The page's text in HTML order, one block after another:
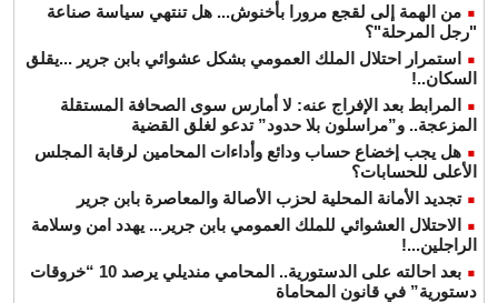
من الهمة إلى لقجع مرورا بأخنوش... هل تنتهي سياسة صناعة
"رجل المرحلة"؟
استمرار احتلال الملك العمومي بشكل عشوائي بابن جرير ...يقلق
السكان..!
المرابط بعد الإفراج عنه: لا أمارس سوى الصحافة المستقلة
المزعجة.. و”مراسلون بلا حدود” تدعو لغلق القضية
هل يجب إخضاع حساب ودائع وأداءات المحامين لرقابة المجلس
الأعلى للحسابات؟
تجديد الأمانة المحلية لحزب الأصالة والمعاصرة بابن جرير
الاحتلال العشوائي للملك العمومي بابن جرير... يهدد امن وسلامة
الراجلين...!
بعد احالته على الدستورية.. المحامي منديلي يرصد 10 “خروقات
دستورية” في قانون المحاماة